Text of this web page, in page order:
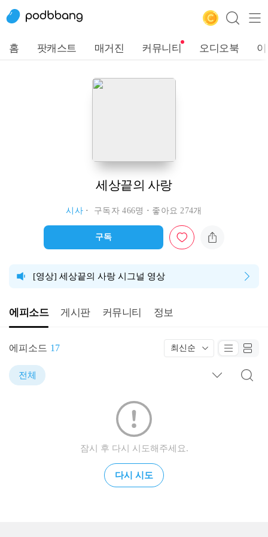
홈 팟캐스트 매거진 커뮤니티 오디오북
세상끝의 사랑
시사 구독자 466명 좋아요 274개
구독
[영상] 세상끝의 사랑 시그널 영상
에피소드 게시판 커뮤니티 정보
에피소드 17 최신순
전체
잠시 후 다시 시도해주세요.
다시 시도